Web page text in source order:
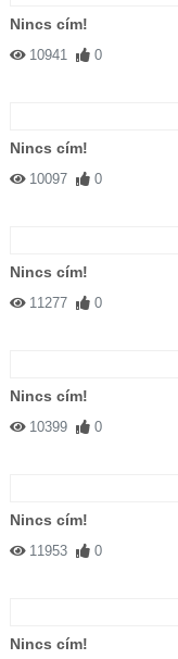
Nincs cím!
10941 0
Nincs cím!
10097 0
Nincs cím!
11277 0
Nincs cím!
10399 0
Nincs cím!
11953 0
Nincs cím!